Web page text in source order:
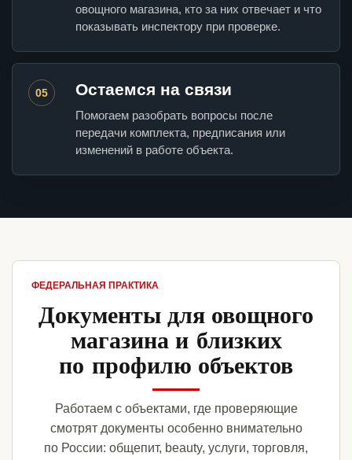
овощного магазина, кто за них отвечает и что
показывать инспектору при проверке.
05 Остаемся на связи
Помогаем разобрать вопросы после
передачи комплекта, предписания или
изменений в работе объекта.
ФЕДЕРАЛЬНАЯ ПРАКТИКА
Документы для овощного
магазина и близких
по профилю объектов
Работаем с объектами, где проверяющие
смотрят документы особенно внимательно
по России: общепит, beauty, услуги, торговля,